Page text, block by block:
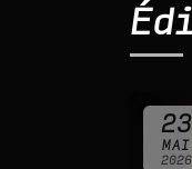
23
MAI
2026